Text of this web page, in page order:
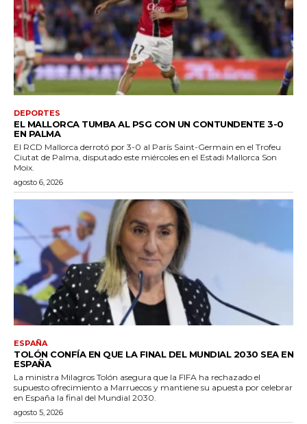
DEPORTES
EL MALLORCA TUMBA AL PSG CON UN CONTUNDENTE 3-0
EN PALMA
El RCD Mallorca derrotó por 3-0 al París Saint-Germain en el Trofeu
Ciutat de Palma, disputado este miércoles en el Estadi Mallorca Son
Moix.
agosto 6, 2026
ESPAÑA
TOLÓN CONFÍA EN QUE LA FINAL DEL MUNDIAL 2030 SEA EN
ESPAÑA
La ministra Milagros Tolón asegura que la FIFA ha rechazado el
supuesto ofrecimiento a Marruecos y mantiene su apuesta por celebrar
en España la final del Mundial 2030.
agosto 5, 2026